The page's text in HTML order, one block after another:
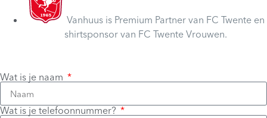
Vanhuus is Premium Partner van FC Twente en
shirtsponsor van FC Twente Vrouwen.
Wat is je naam
Wat is je telefoonnummer?